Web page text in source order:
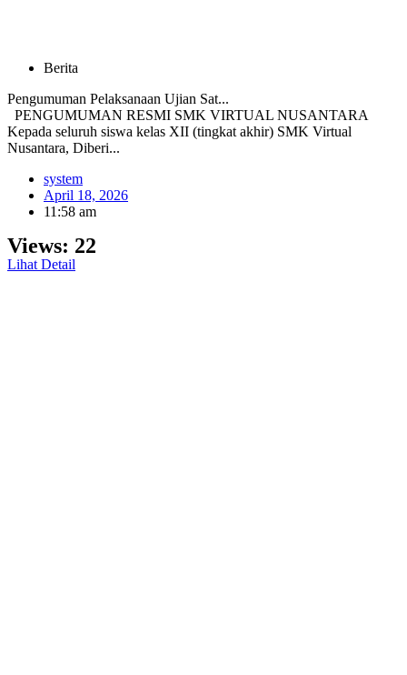
Berita
Pengumuman Pelaksanaan Ujian Sat...
PENGUMUMAN RESMI SMK VIRTUAL NUSANTARA
Kepada seluruh siswa kelas XII (tingkat akhir) SMK Virtual
Nusantara, Diberi...
system
April 18, 2026
11:58 am
Views: 22
Lihat Detail